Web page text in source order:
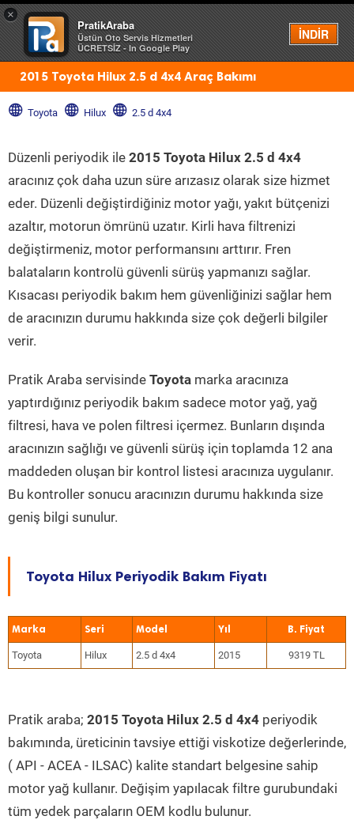
×
PratikAraba
Üstün Oto Servis Hizmetleri
ÜCRETSİZ - In Google Play
İNDİR
Menü
2015 Toyota Hilux 2.5 d 4x4 Araç Bakımı
Toyota Hilux 2.5 d 4x4
Düzenli periyodik ile 2015 Toyota Hilux 2.5 d 4x4
aracınız çok daha uzun süre arızasız olarak size hizmet
eder. Düzenli değiştirdiğiniz motor yağı, yakıt bütçenizi
azaltır, motorun ömrünü uzatır. Kirli hava filtrenizi
değiştirmeniz, motor performansını arttırır. Fren
balataların kontrolü güvenli sürüş yapmanızı sağlar.
Kısacası periyodik bakım hem güvenliğinizi sağlar hem
de aracınızın durumu hakkında size çok değerli bilgiler
verir.
Pratik Araba servisinde Toyota marka aracınıza
yaptırdığınız periyodik bakım sadece motor yağ, yağ
filtresi, hava ve polen filtresi içermez. Bunların dışında
aracınızın sağlığı ve güvenli sürüş için toplamda 12 ana
maddeden oluşan bir kontrol listesi aracınıza uygulanır.
Bu kontroller sonucu aracınızın durumu hakkında size
geniş bilgi sunulur.
Toyota Hilux Periyodik Bakım Fiyatı
Marka Seri Model Yıl
Toyota Hilux 2.5 d 4x4 2015 9319 TL
Pratik araba; 2015 Toyota Hilux 2.5 d 4x4 periyodik
bakımında, üreticinin tavsiye ettiği viskotize değerlerinde,
( API - ACEA - ILSAC) kalite standart belgesine sahip
motor yağ kullanır. Değişim yapılacak filtre gurubundaki
tüm yedek parçaların OEM kodlu bulunur.